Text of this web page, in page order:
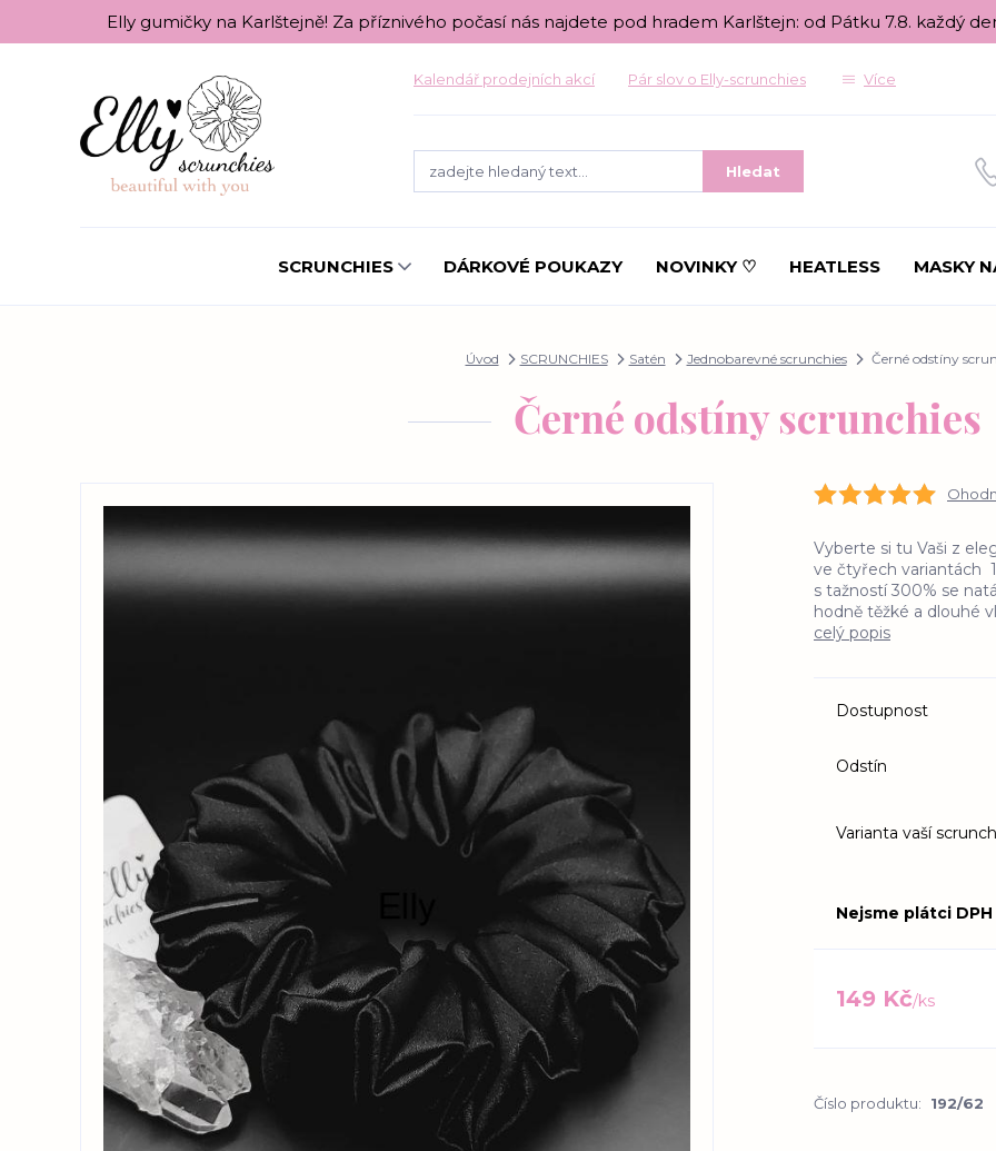
Elly gumičky na Karlštejně! Za příznivého počasí nás najdete pod hradem Karlštejn: od Pátku 7.8. každý
Kalendář prodejních akcí Pár slov o Elly-scrunchies Více
Hledat
SCRUNCHIES DÁRKOVÉ POUKAZY NOVINKY ♡ HEATLESS MASKY
Úvod SCRUNCHIES Satén Jednobarevné scrunchies Černé odstíny
Černé odstíny scrunchies
Vyberte si tu Vaši z
ve čtyřech variantách
s tažností 300% se
hodně těžké a dlouhé
celý popis
Dostupnost
Odstín
Varianta vaší
Nejsme plátci DPH
149 Kč/ks
Číslo produktu: 192/62